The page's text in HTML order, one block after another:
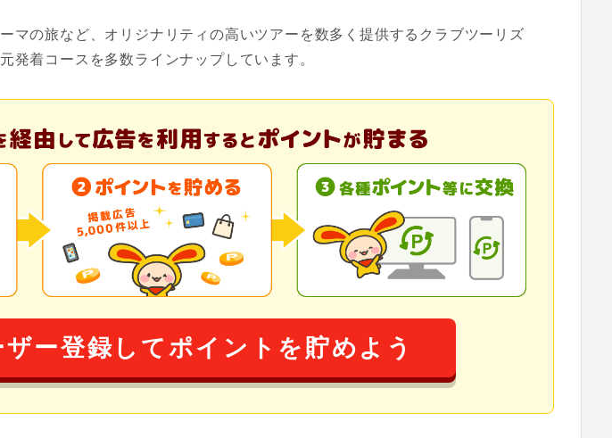
マの旅など、オリジナリティの高いツアーを数多く提供するクラブツーリズ
発着コースを多数ラインナップしています。
ー登録してポイントを貯めよう